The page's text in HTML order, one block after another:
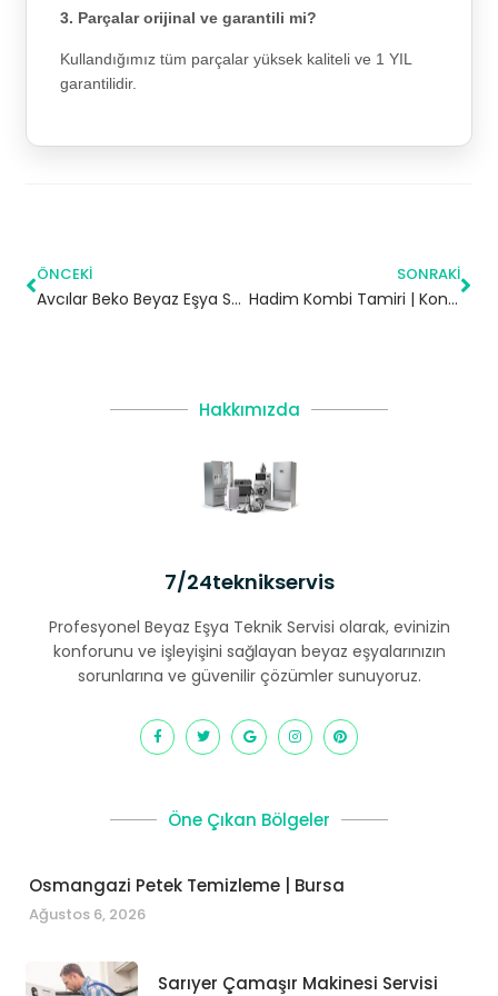
3. Parçalar orijinal ve garantili mi?
Kullandığımız tüm parçalar yüksek kaliteli ve 1 YIL
garantilidir.
ÖNCEKI
Avcılar Beko Beyaz Eşya Servisi
SONRAKI
Hadim Kombi Tamiri | Konya
Hakkımızda
7/24teknikservis
Profesyonel Beyaz Eşya Teknik Servisi olarak, evinizin
konforunu ve işleyişini sağlayan beyaz eşyalarınızın
sorunlarına ve güvenilir çözümler sunuyoruz.
Öne Çıkan Bölgeler
Osmangazi Petek Temizleme | Bursa
Ağustos 6, 2026
Sarıyer Çamaşır Makinesi Servisi